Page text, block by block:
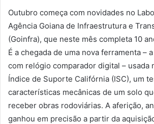
Outubro começa com novidades no
Agência Goiana de Infraestrutura e
(Goinfra), que neste mês completa 10
É a chegada de uma nova ferramenta –
com relógio comparador digital – usada
Índice de Suporte Califórnia (ISC), um
características mecânicas de um solo
receber obras rodoviárias. A aferição,
ganhou em precisão a partir da